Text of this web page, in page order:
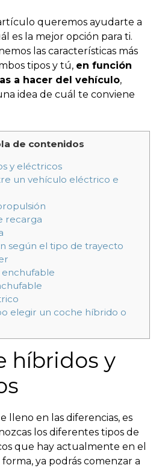
queremos ayudarte a
es la mejor opción para ti.
las características más
tipos y tú, en función
a hacer del vehículo,
idea de cuál te conviene
de contenidos
y eléctricos
un vehículo eléctrico e
recarga
según el tipo de trayecto
elegir un coche híbrido o
híbridos y
lleno en las diferencias, es
los diferentes tipos de
que hay actualmente en el
ya podrás comenzar a